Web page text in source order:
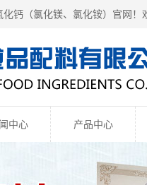
化钙（氯化镁、 氯化铵）官网！
中心 产品中心